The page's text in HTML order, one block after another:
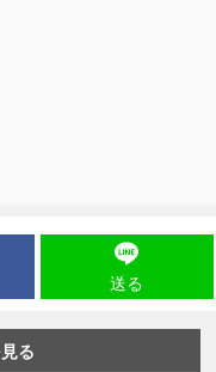
送る
る